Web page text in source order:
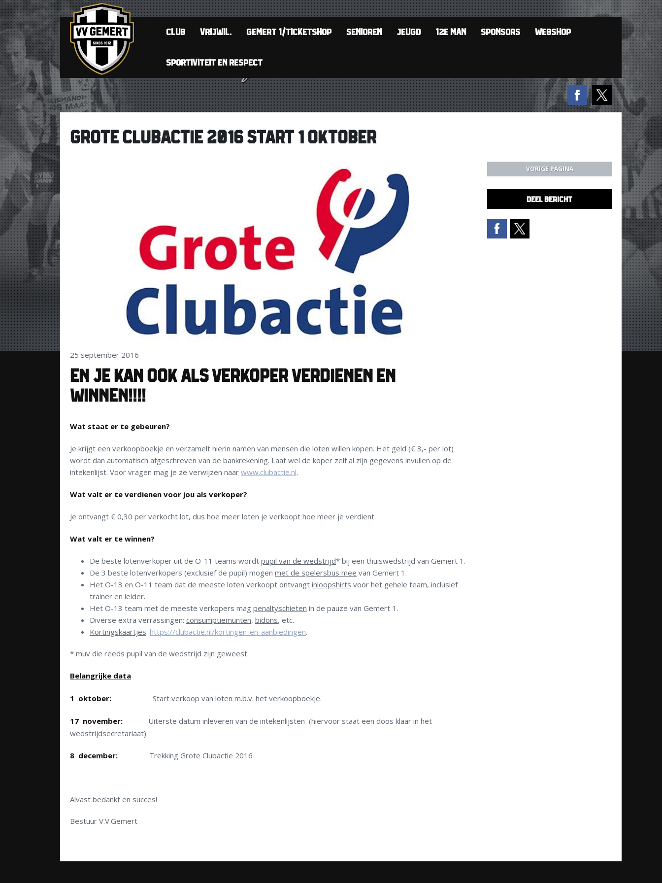
CLUB VRIJWIL. GEMERT 1/TICKETSHOP SENIOREN JEUGD 12E MAN SPONSORS WEBSHOP
SPORTIVITEIT EN RESPECT
GROTE CLUBACTIE 2016 START 1 OKTOBER
25 september 2016
EN JE KAN OOK ALS VERKOPER VERDIENEN EN
WINNEN!!!!
Wat staat er te gebeuren?
Je krijgt een verkoopboekje en verzamelt hierin namen van mensen die loten willen kopen. Het geld (€ 3,- per lot)
wordt dan automatisch afgeschreven van de bankrekening. Laat wel de koper zelf al zijn gegevens invullen op de
intekenlijst. Voor vragen mag je ze verwijzen naar www.clubactie.nl.
Wat valt er te verdienen voor jou als verkoper?
Je ontvangt € 0,30 per verkocht lot, dus hoe meer loten je verkoopt hoe meer je verdient.
Wat valt er te winnen?
De beste lotenverkoper uit de O-11 teams wordt pupil van de wedstrijd* bij een thuiswedstrijd van Gemert 1.
De 3 beste lotenverkopers (exclusief de pupil) mogen met de spelersbus mee van Gemert 1.
Het O-13 en O-11 team dat de meeste loten verkoopt ontvangt inloopshirts voor het gehele team, inclusief
trainer en leider.
Het O-13 team met de meeste verkopers mag penaltyschieten in de pauze van Gemert 1.
Diverse extra verrassingen: consumptiemunten, bidons, etc.
Kortingskaartjes. https://clubactie.nl/kortingen-en-aanbiedingen.
* muv die reeds pupil van de wedstrijd zijn geweest.
Belangrijke data
1 oktober: Start verkoop van loten m.b.v. het verkoopboekje.
17 november:
Uiterste datum inleveren van de intekenlijsten (hiervoor staat een doos klaar in het
wedstrijdsecretariaat)
8 december: Trekking Grote Clubactie 2016
Alvast bedankt en succes!
Bestuur V.V.Gemert
VORIGE PAGINA
DEEL BERICHT